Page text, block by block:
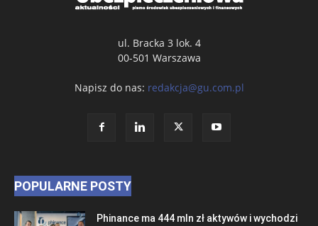
ul. Bracka 3 lok. 4
00-501 Warszawa
Napisz do nas: redakcja@gu.com.pl
POPULARNE POSTY
Phinance ma 444 mln zł aktywów i wychodzi